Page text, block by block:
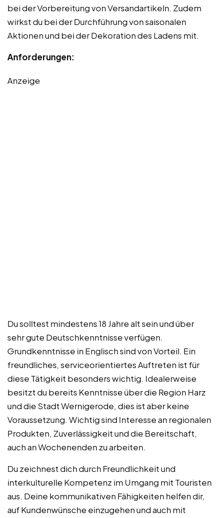
bei der Vorbereitung von Versandartikeln. Zudem
wirkst du bei der Durchführung von saisonalen
Aktionen und bei der Dekoration des Ladens mit.
Anforderungen:
Anzeige
Du solltest mindestens 18 Jahre alt sein und über
sehr gute Deutschkenntnisse verfügen.
Grundkenntnisse in Englisch sind von Vorteil. Ein
freundliches, serviceorientiertes Auftreten ist für
diese Tätigkeit besonders wichtig. Idealerweise
besitzt du bereits Kenntnisse über die Region Harz
und die Stadt Wernigerode, dies ist aber keine
Voraussetzung. Wichtig sind Interesse an regionalen
Produkten, Zuverlässigkeit und die Bereitschaft,
auch an Wochenenden zu arbeiten.
Du zeichnest dich durch Freundlichkeit und
interkulturelle Kompetenz im Umgang mit Touristen
aus. Deine kommunikativen Fähigkeiten helfen dir,
auf Kundenwünsche einzugehen und auch mit